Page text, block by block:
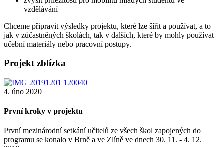
vzdělávání
Chceme připravit výsledky projektu, které lze šířit a používat, a to
jak v zúčastněných školách, tak v dalších, které by mohly používat
učební materiály nebo pracovní postupy.
Projekt zblízka
4. úno 2020
První kroky v projektu
První mezinárodní setkání učitelů ze všech škol zapojených do
programu se konalo v Brně a ve Zlíně ve dnech 30. 11. - 4. 12.